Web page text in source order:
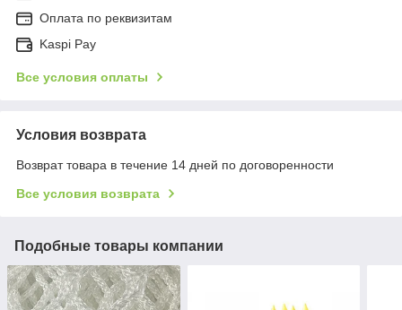
Оплата по реквизитам
Kaspi Pay
Все условия оплаты
Условия возврата
Возврат товара в течение 14 дней по договоренности
Все условия возврата
Подобные товары компании